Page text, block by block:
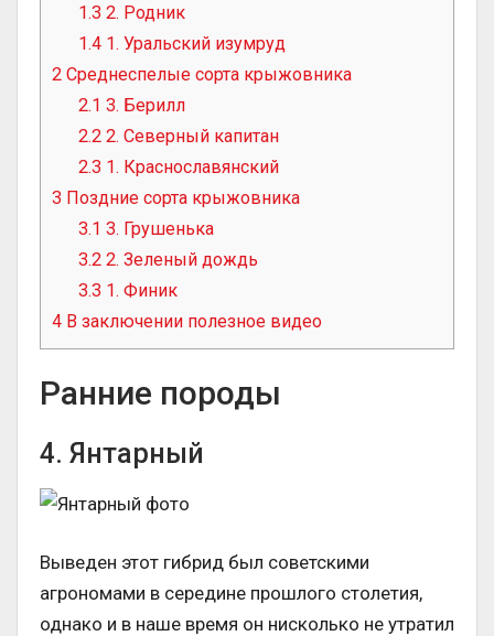
1.3 2. Родник
1.4 1. Уральский изумруд
2 Среднеспелые сорта крыжовника
2.1 3. Берилл
2.2 2. Северный капитан
2.3 1. Краснославянский
3 Поздние сорта крыжовника
3.1 3. Грушенька
3.2 2. Зеленый дождь
3.3 1. Финик
4 В заключении полезное видео
Ранние породы
4. Янтарный
Выведен этот гибрид был советскими
агрономами в середине прошлого столетия,
однако и в наше время он нисколько не утратил